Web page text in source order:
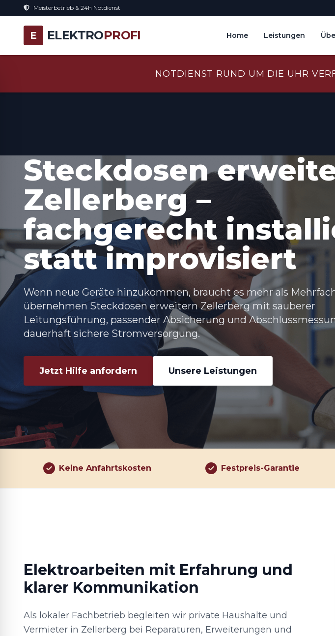
Meisterbetrieb & 24h Notdienst
E ELEKTROPROFI Home Leistungen
NOTDIENST RUND UM DIE UHR
Steckdosen
Zellerberg –
fachgerecht
statt improvisiert
Wenn neue Geräte hinzukommen, braucht es mehr als
übernehmen Steckdosen erweitern Zellerbergmit sauberer
Leitungsführung, passender Absicherung und
dauerhaft sichere Stromversorgung.
Jetzt Hilfe anfordern Unsere Leistungen
Keine Anfahrtskosten Festpreis-Garantie
Elektroarbeiten mit Erfahrung und
klarer Kommunikation
Als lokaler Fachbetrieb begleiten wir private Haushalte und
Vermieter in Zellerberg bei Reparaturen, Erweiterungen und